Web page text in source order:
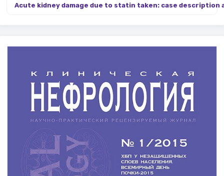
Acute kidney damage due to statin taken: case